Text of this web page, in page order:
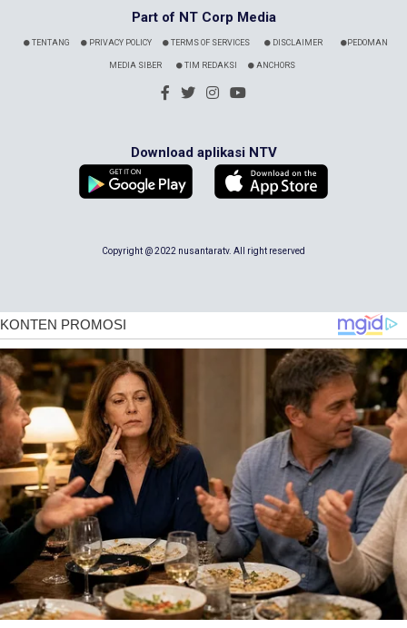
Part of NT Corp Media
TENTANG PRIVACY POLICY TERMS OF SERVICES DISCLAIMER PEDOMAN
MEDIA SIBER TIM REDAKSI ANCHORS
Download aplikasi NTV
Copyright @ 2022 nusantaratv. All right reserved